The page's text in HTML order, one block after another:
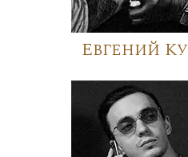
Евгений